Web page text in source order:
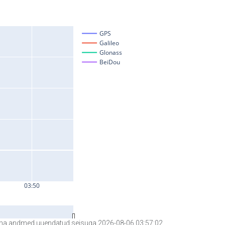
andmed uuendatud seisuga 2026-08-06 03:57:02